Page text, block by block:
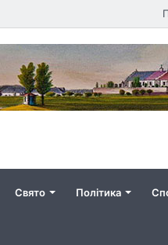
Свято Політика